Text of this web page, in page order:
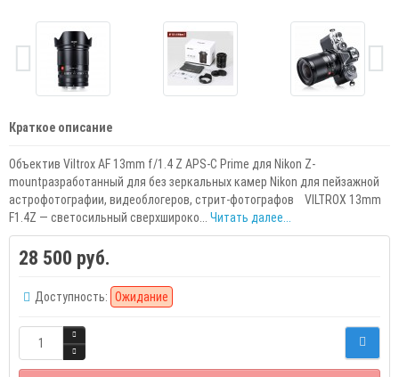
Краткое описание
Объектив Viltrox AF 13mm f/1.4 Z APS-C Prime для Nikon Z-
mountразработанный для без зеркальных камер Nikon для пейзажной
астрофотографии, видеоблогеров, стрит-фотографов VILTROX 13mm
F1.4Z — светосильный сверхшироко... Читать далее...
28 500 руб.
Доступность: Ожидание